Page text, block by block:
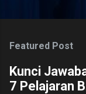
Featured Post
Kunci
7 Pelajaran